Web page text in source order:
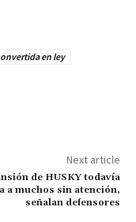
en ley
Next article
de HUSKY todavía
a muchos sin atención,
señalan defensores